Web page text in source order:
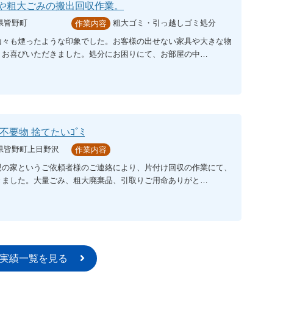
粗大ごみの搬出回収作業。
皆野町 作業内容 粗大ゴミ・引っ越しゴミ処分
々も煙ったような印象でした。お客様の出せない家具や大きな物
喜びいただきました。処分にお困りにて、お部屋の中…
要物 捨てたいｺﾞﾐ
皆野町上日野沢
作業内容
家というご依頼者様のご連絡により、片付け回収の作業にて、
ました。大量ごみ、粗大廃棄品、引取りご用命ありがと…
績一覧を見る